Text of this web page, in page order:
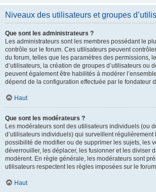
Niveaux des utilisateurs et groupes
Que sont les administrateurs ?
Les administrateurs sont les membres possédant le
contrôle sur le forum. Ces utilisateurs peuvent
du forum, telles que les paramètres des permissions,
d’utilisateurs, la création de groupes d’utilisateurs ou
peuvent également être habilités à modérer
dépend de la configuration effectuée par le fondateur
Haut
Que sont les modérateurs ?
Les modérateurs sont des utilisateurs individuels (ou
d’utilisateurs individuels) qui surveillent régulièrement
possibilité de modifier ou de supprimer les sujets, les
déverrouiller, les déplacer, les fusionner et les diviser
modèrent. En règle générale, les modérateurs sont
utilisateurs respectent les règles imposées sur le
Haut